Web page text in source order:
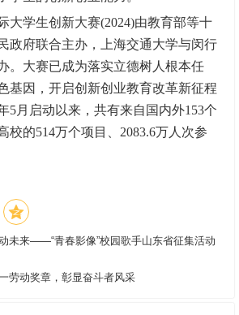
大学生创新大赛(2024)由教育部等十
政府联合主办，上海交通大学与闵行
。大赛已成为落实立德树人根本任
基因，开启创新创业教育改革新征程
5月启动以来，共有来自国内外153个
校的514万个项目、2083.6万人次参
未来——“青春影像”校园歌手山东省征集活动
劳动奖章，彰显奋斗者风采